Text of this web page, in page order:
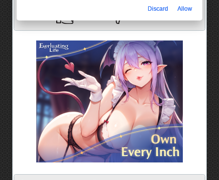
Discard Allow